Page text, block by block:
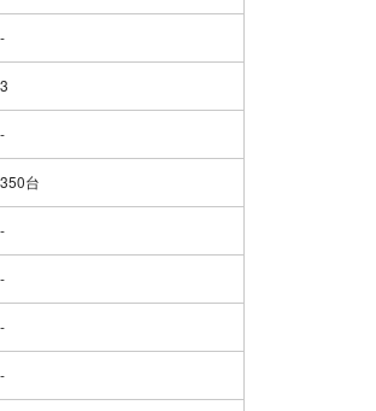
-
3
-
350台
-
-
-
-